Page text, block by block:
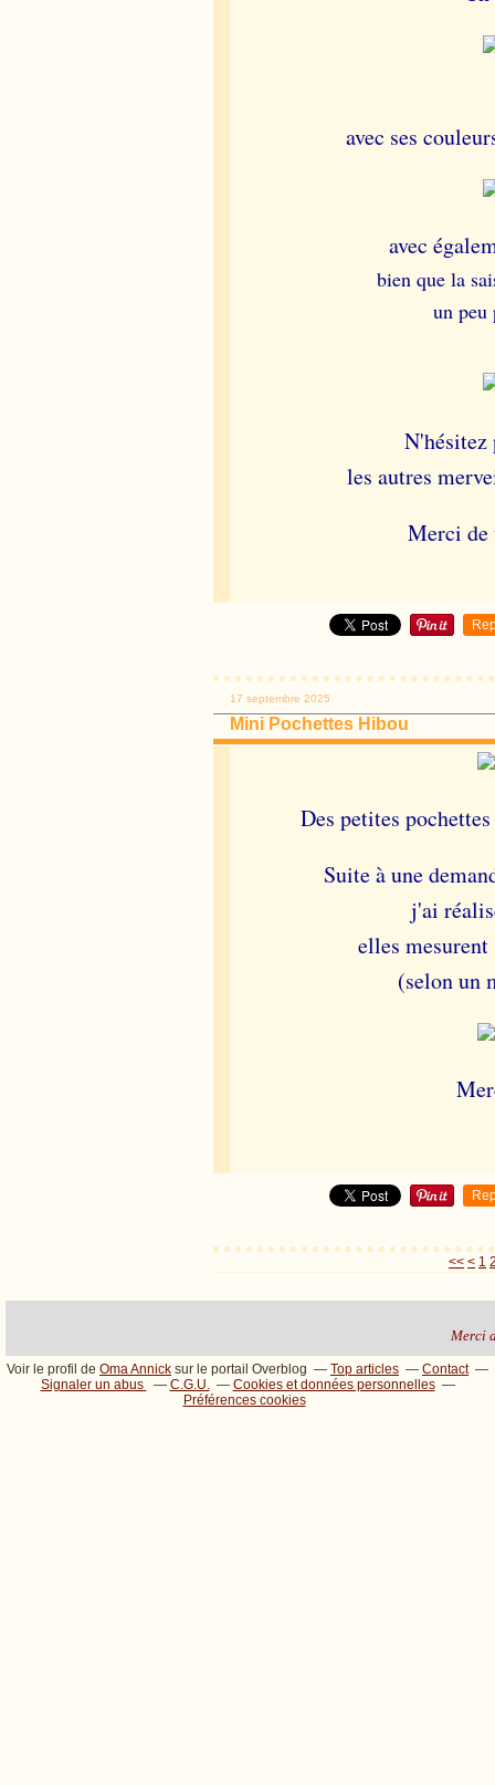
avec ses
avec
bien que la
un peu
les autres
Merci de
17 septembre 2025
Mini Pochettes Hibou
Des petites
Suite à une
j'ai
elles mesurent
(selon un
<< < 1
Merci
Voir le profil de Oma Annick sur le portail Overblog Top articles
Contact
Signaler un abus
C.G.U.
Cookies et données personnelles
Préférences cookies